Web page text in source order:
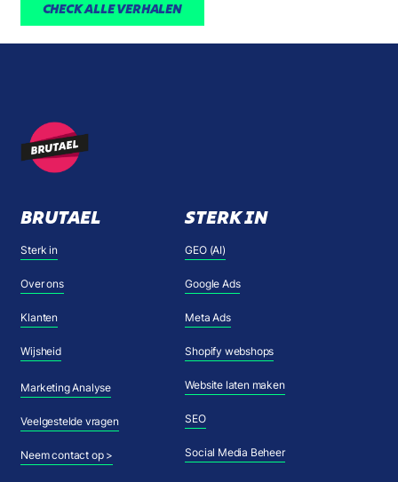
CHECK ALLE VERHALEN
BRUTAEL
Sterk in
Over ons
Klanten
Wijsheid
Marketing Analyse
Veelgestelde vragen
Neem contact op >
STERK IN
GEO (AI)
Google Ads
Meta Ads
Shopify webshops
Website laten maken
SEO
Social Media Beheer